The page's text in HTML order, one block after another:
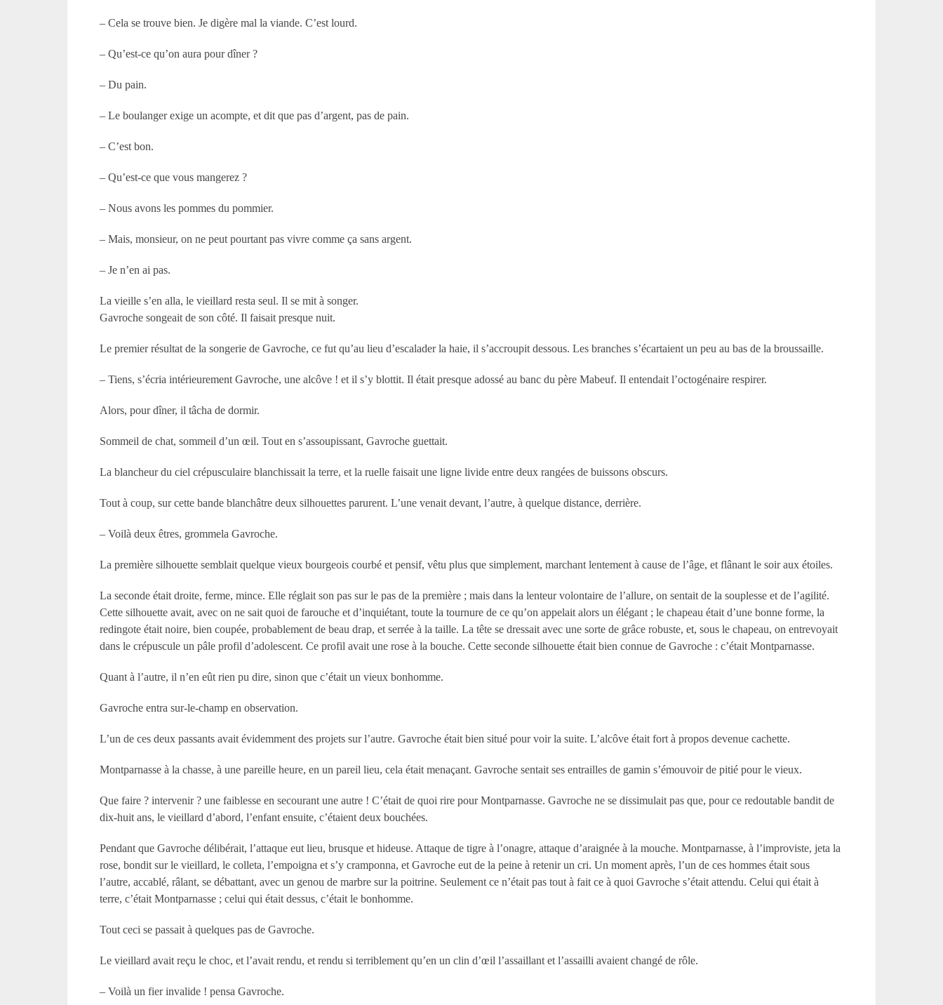
– Cela se trouve bien. Je digère mal la viande. C’est lourd.
– Qu’est-ce qu’on aura pour dîner ?
– Du pain.
– Le boulanger exige un acompte, et dit que pas d’argent, pas de pain.
– C’est bon.
– Qu’est-ce que vous mangerez ?
– Nous avons les pommes du pommier.
– Mais, monsieur, on ne peut pourtant pas vivre comme ça sans argent.
– Je n’en ai pas.
La vieille s’en alla, le vieillard resta seul. Il se mit à songer.
Gavroche songeait de son côté. Il faisait presque nuit.
Le premier résultat de la songerie de Gavroche, ce fut qu’au lieu d’escalader la haie, il s’accroupit dessous. Les branches s’écartaient un peu au bas de la broussaille.
– Tiens, s’écria intérieurement Gavroche, une alcôve ! et il s’y blottit. Il était presque adossé au banc du père Mabeuf. Il entendait l’octogénaire respirer.
Alors, pour dîner, il tâcha de dormir.
Sommeil de chat, sommeil d’un œil. Tout en s’assoupissant, Gavroche guettait.
La blancheur du ciel crépusculaire blanchissait la terre, et la ruelle faisait une ligne livide entre deux rangées de buissons obscurs.
Tout à coup, sur cette bande blanchâtre deux silhouettes parurent. L’une venait devant, l’autre, à quelque distance, derrière.
– Voilà deux êtres, grommela Gavroche.
La première silhouette semblait quelque vieux bourgeois courbé et pensif, vêtu plus que simplement, marchant lentement à cause de l’âge, et flânant le soir aux étoiles.
La seconde était droite, ferme, mince. Elle réglait son pas sur le pas de la première ; mais dans la lenteur volontaire de l’allure, on sentait de la souplesse et de l’agilité.
Cette silhouette avait, avec on ne sait quoi de farouche et d’inquiétant, toute la tournure de ce qu’on appelait alors un élégant ; le chapeau était d’une bonne forme, la
redingote était noire, bien coupée, probablement de beau drap, et serrée à la taille. La tête se dressait avec une sorte de grâce robuste, et, sous le chapeau, on entrevoyait
dans le crépuscule un pâle profil d’adolescent. Ce profil avait une rose à la bouche. Cette seconde silhouette était bien connue de Gavroche : c’était Montparnasse.
Quant à l’autre, il n’en eût rien pu dire, sinon que c’était un vieux bonhomme.
Gavroche entra sur-le-champ en observation.
L’un de ces deux passants avait évidemment des projets sur l’autre. Gavroche était bien situé pour voir la suite. L’alcôve était fort à propos devenue cachette.
Montparnasse à la chasse, à une pareille heure, en un pareil lieu, cela était menaçant. Gavroche sentait ses entrailles de gamin s’émouvoir de pitié pour le vieux.
Que faire ? intervenir ? une faiblesse en secourant une autre ! C’était de quoi rire pour Montparnasse. Gavroche ne se dissimulait pas que, pour ce redoutable bandit de
dix-huit ans, le vieillard d’abord, l’enfant ensuite, c’étaient deux bouchées.
Pendant que Gavroche délibérait, l’attaque eut lieu, brusque et hideuse. Attaque de tigre à l’onagre, attaque d’araignée à la mouche. Montparnasse, à l’improviste, jeta la
rose, bondit sur le vieillard, le colleta, l’empoigna et s’y cramponna, et Gavroche eut de la peine à retenir un cri. Un moment après, l’un de ces hommes était sous
l’autre, accablé, râlant, se débattant, avec un genou de marbre sur la poitrine. Seulement ce n’était pas tout à fait ce à quoi Gavroche s’était attendu. Celui qui était à
terre, c’était Montparnasse ; celui qui était dessus, c’était le bonhomme.
Tout ceci se passait à quelques pas de Gavroche.
Le vieillard avait reçu le choc, et l’avait rendu, et rendu si terriblement qu’en un clin d’œil l’assaillant et l’assailli avaient changé de rôle.
– Voilà un fier invalide ! pensa Gavroche.